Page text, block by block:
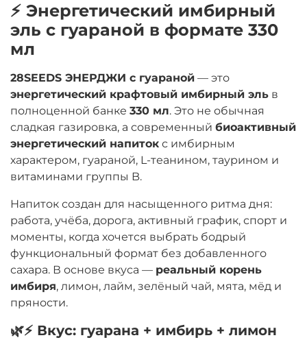
⚡ Энергетический имбирный
эль с гуараной в формате 330
мл
28SEEDS ЭНЕРДЖИ с гуараной — это
энергетический крафтовый имбирный эль в
полноценной банке 330 мл. Это не обычная
сладкая газировка, а современный биоактивный
энергетический напиток с имбирным
характером, гуараной, L-теанином, таурином и
витаминами группы B.
Напиток создан для насыщенного ритма дня:
работа, учёба, дорога, активный график, спорт и
моменты, когда хочется выбрать бодрый
функциональный формат без добавленного
сахара. В основе вкуса — реальный корень
имбиря, лимон, лайм, зелёный чай, мята, мёд и
пряности.
🌿⚡ Вкус: гуарана + имбирь + лимон